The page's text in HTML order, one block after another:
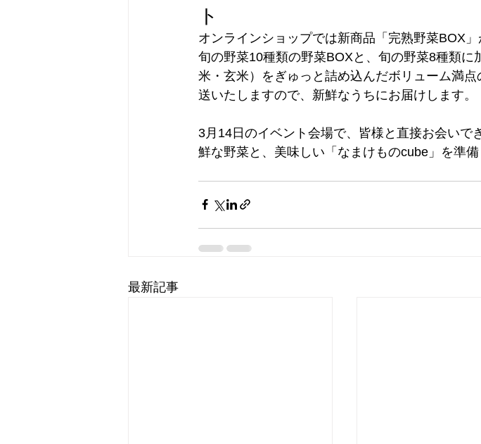
ト
オンラインショップでは新商品「完熟野菜BOX
旬の野菜10種類の野菜BOXと、旬の野菜8種類に
米・玄米）をぎゅっと詰め込んだボリューム満
送いたしますので、新鮮なうちにお届けします
3月14日のイベント会場で、皆様と直接お会いで
鮮な野菜と、美味しい「なまけものcube」を準備
最新記事